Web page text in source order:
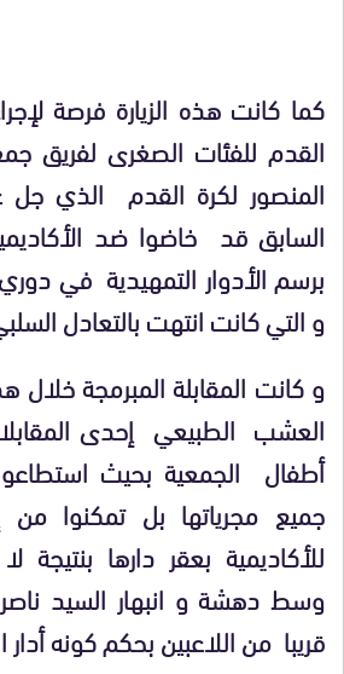
كما كانت هذه الزيارة فرصة
القدم للفئات الصغرى لفريق
المنصور لكرة القدم الذي
السابق قد خاضوا ضد
برسم الأدوار التمهيدية في
و التي كانت انتهت بالتعادل
و كانت المقابلة المبرمجة خلال ه
العشب الطبيعي إحدى
أطفال الجمعية بحيث
جميع مجرياتها بل تمكنوا
وسط دهشة و انبهار السيد
قريبا من اللاعبين بحكم كونه